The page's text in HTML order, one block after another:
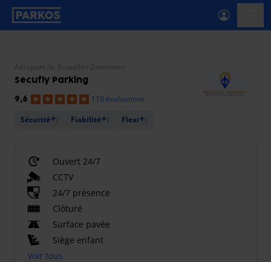
étiquette-de-navigation-principale
Aéroport de Bruxelles-Zaventem
Secufly Parking
9,6
110 évaluations
Sécurité
Fiabilité Flexi
Ouvert 24/7
CCTV
24/7 présence
Clôturé
Surface pavée
Siège enfant
Voir tous